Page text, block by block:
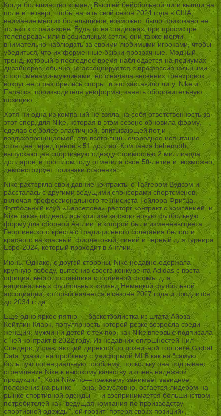
Когда большинство команд Высшей бейсбольной лиги вышли на
поле в четверг, чтобы начать свой сезон 2024 года в США,
внимание многих болельщиков, возможно, было приковано не
только к страйк-зоне. Будь то на стадионах, при просмотре
телепередач или в социальных сетях, они также могли
внимательно наблюдать за своими любимыми игроками, чтобы
убедиться, что их форменные брюки прозрачные. Модный
тренд, который в последнее время наблюдается на подиумах
дизайнеров, обычно не ассоциируется с профессиональными
спортсменами-мужчинами, но с начала весенних тренировок
вокруг него разгорелись споры, и это заставило лигу, Nike и
Fanatics, производителя униформы, занять оборонительную
позицию.
Хотя ни одна из компаний не взяла на себя ответственность за
этот спор, для Nike, которая в этом сезоне обновила форму,
сделав ее более эластичной, впитывающей пот и
воздухопроницаемой, это всего лишь очередное испытание,
стоящее перед ценой в 51 доллар. Компания behemoth,
выпускающая спортивную одежду стоимостью 2 миллиарда
долларов, в прошлом году отметила свое 50-летие и, возможно,
демонстрирует признаки старения.
Nike расторгла свои давние контракты с Тайгером Вудсом и
рассталась с другими ведущими спонсорами спортсменов,
включая профессионального теннисиста Тейлора Фритца.
Футбольный клуб «Барселона» расторг контракт с компанией, и
Nike также подверглась критике за свою новую футбольную
форму для сборной Англии, в которой были изменены цвета
Георгиевского креста с традиционного сочетания белого и
красного на красный, фиолетовый, синий и черный для турнира
Евро-2024, который проходит в Англии.
Июнь. Однако, с другой стороны, Nike недавно одержала
крупную победу, вытеснив своего конкурента Adidas с поста
официального поставщика спортивной формы для
национальных футбольных команд Немецкой футбольной
ассоциации, который начнется в сезоне 2027 года и продлится
до 2034 года.
Еще одно яркое пятно — баскетболистка из штата Айова
Кейтлин Кларк, популярность которой резко возросла среди
женщин, мужчин и детей с тех пор, как Nike впервые подписала
с ней контракт в 2022 году. Из недавних оплошностей Нил
Сондерс, управляющий директор по розничной торговле Global
Data, указал на проблему с униформой MLB как на “самую
большую потенциальную проблему, поскольку она подрывает
стремление Nike к высокому качеству и очень надежной
продукции”. Хотя Nike по—прежнему занимает завидное
положение на рынке — она, безусловно, остается лидером на
рынке спортивной одежды — и воспринимается большинством
потребителей как “ведущая компания по производству
спортивной одежды”, ей грозит “потеря своих позиций»,